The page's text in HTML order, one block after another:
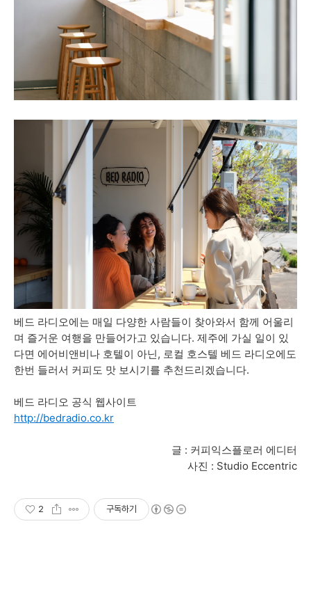
베드 라디오에는 매일 다양한 사람들이 찾아와서 함께 어울리
며 즐거운 여행을 만들어가고 있습니다. 제주에 가실 일이 있
다면 에어비앤비나 호텔이 아닌, 로컬 호스텔 베드 라디오에도
한번 들러서 커피도 맛 보시기를 추천드리겠습니다.
베드 라디오 공식 웹사이트
http://bedradio.co.kr
글 : 커피익스플로러 에디터
사진 : Studio Eccentric
2 구독하기